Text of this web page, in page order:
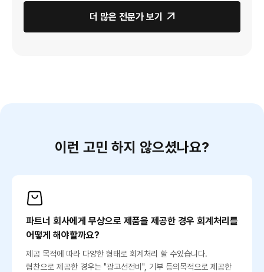
더 많은 전문가 보기 
이런 고민 하지 않으셨나요?
파트너 회사에게 무상으로 제품을 제공한 경우 회계처리를
어떻게 해야할까요?
제공 목적에 따라 다양한 형태로 회계처리 할 수있습니다.
협찬으로 제공한 경우는 "광고선전비", 기부 등의목적으로 제공한